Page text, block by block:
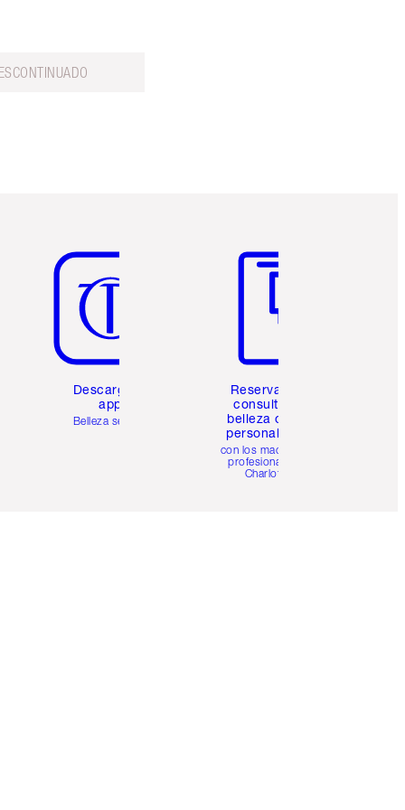
Descarga la
app
Belleza sencilla
Reserva una
consulta de
belleza online
personalizada
con los maquillistas
profesionales de
Charlotte.